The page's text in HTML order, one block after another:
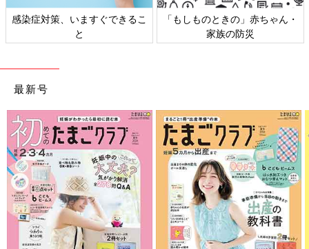
感染症対策、いますぐできるこ
と
「もしものときの」赤ちゃん・
家族の防災
最新号